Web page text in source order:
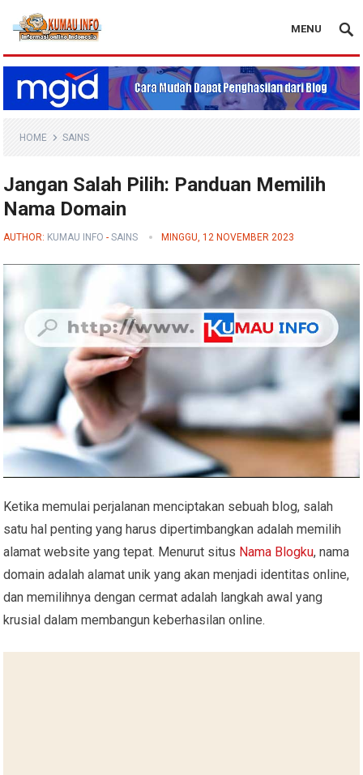
Blog Kumau Info
MENU
HOME SAINS
Jangan Salah Pilih: Panduan Memilih
Nama Domain
AUTHOR: KUMAU INFO -SAINS MINGGU, 12 NOVEMBER 2023
Ketika memulai perjalanan menciptakan sebuah blog, salah
satu hal penting yang harus dipertimbangkan adalah memilih
alamat website yang tepat. Menurut situs Nama Blogku, nama
domain adalah alamat unik yang akan menjadi identitas online,
dan memilihnya dengan cermat adalah langkah awal yang
krusial dalam membangun keberhasilan online.